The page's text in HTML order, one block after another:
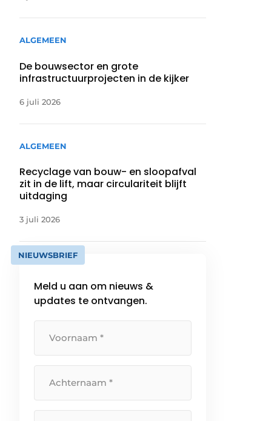
ALGEMEEN
De bouwsector en grote
infrastructuurprojecten in de kijker
6 juli 2026
ALGEMEEN
Recyclage van bouw- en sloopafval
zit in de lift, maar circulariteit blijft
uitdaging
3 juli 2026
NIEUWSBRIEF
Meld u aan om nieuws &
updates te ontvangen.